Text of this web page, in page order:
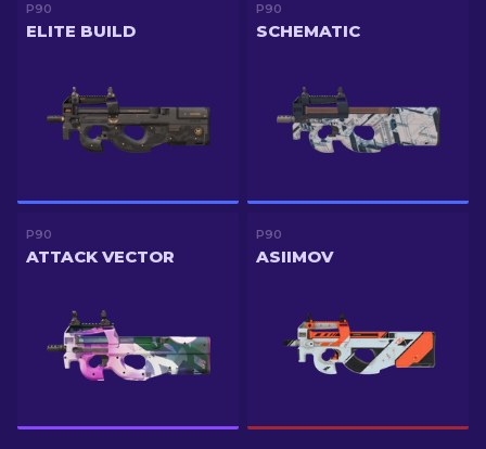
P90
ELITE BUILD
P90
SCHEMATIC
P90
ATTACK VECTOR
P90
ASIIMOV